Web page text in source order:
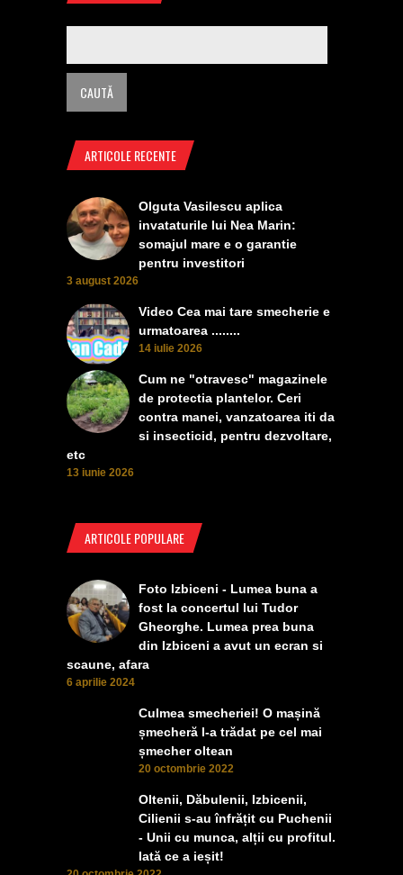
ARTICOLE RECENTE
Olguta Vasilescu aplica
invataturile lui Nea Marin:
somajul mare e o garantie
pentru investitori
3 august 2026
Video Cea mai tare smecherie e
urmatoarea ........
14 iulie 2026
Cum ne "otravesc" magazinele
de protectia plantelor. Ceri
contra manei, vanzatoarea iti da
si insecticid, pentru dezvoltare,
etc
13 iunie 2026
ARTICOLE POPULARE
Foto Izbiceni - Lumea buna a
fost la concertul lui Tudor
Gheorghe. Lumea prea buna
din Izbiceni a avut un ecran si
scaune, afara
6 aprilie 2024
Culmea smecheriei! O mașină
șmecheră l-a trădat pe cel mai
șmecher oltean
20 octombrie 2022
Oltenii, Dăbulenii, Izbicenii,
Cilienii s-au înfrățit cu Puchenii
- Unii cu munca, alții cu profitul.
Iată ce a ieșit!